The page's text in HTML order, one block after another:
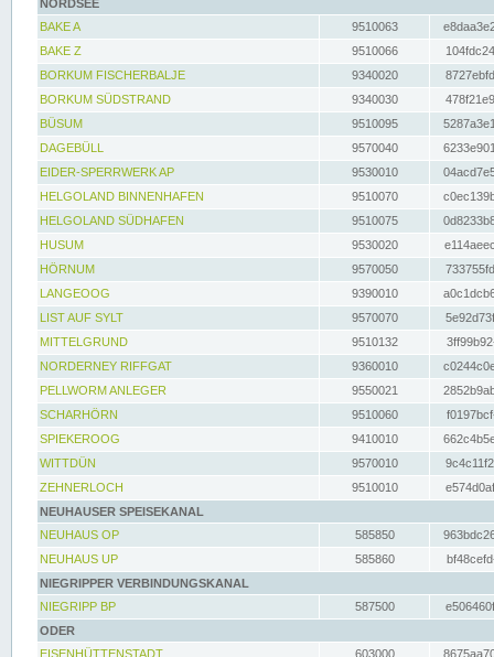
NORDSEE
BAKE A
9510063
BAKE Z
9510066
BORKUM FISCHERBALJE
9340020
BORKUM SÜDSTRAND
9340030
BÜSUM
9510095
DAGEBÜLL
9570040
EIDER-SPERRWERK AP
9530010
HELGOLAND BINNENHAFEN
9510070
HELGOLAND SÜDHAFEN
9510075
HUSUM
9530020
HÖRNUM
9570050
LANGEOOG
9390010
LIST AUF SYLT
9570070
MITTELGRUND
9510132
NORDERNEY RIFFGAT
9360010
PELLWORM ANLEGER
9550021
SCHARHÖRN
9510060
SPIEKEROOG
9410010
WITTDÜN
9570010
ZEHNERLOCH
9510010
NEUHAUSER SPEISEKANAL
NEUHAUS OP
585850
NEUHAUS UP
585860
NIEGRIPPER VERBINDUNGSKANAL
NIEGRIPP BP
587500
ODER
EISENHÜTTENSTADT
603000